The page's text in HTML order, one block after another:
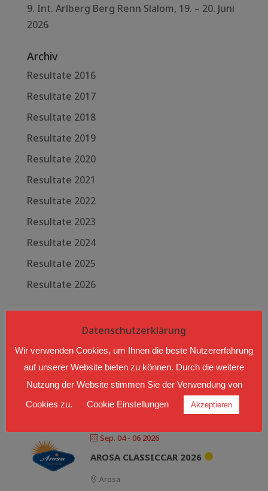
9. Int. Arlberg Berg Renn Slalom, 19. – 20. Juni
2026
Archiv
Resultate 2016
Resultate 2017
Resultate 2018
Resultate 2019
Resultate 2020
Resultate 2021
Resultate 2022
Resultate 2023
Resultate 2024
Resultate 2025
Resultate 2026
AUTOCROSS LANGEN BEI
BREGENZ
Langen bei Bregenz, Hub
Sep. 04 - 06 2026
AROSA CLASSICCAR 2026
Arosa
Datenschutzerklärung
Wir verwenden Cookies, um Ihnen die beste Nutzererfahrung
auf unserer Website bieten zu können. Durch die weitere
Nutzung der Website stimmen Sie der Verwendung von
Cookies zu.
Cookie Einstellungen Akzeptieren